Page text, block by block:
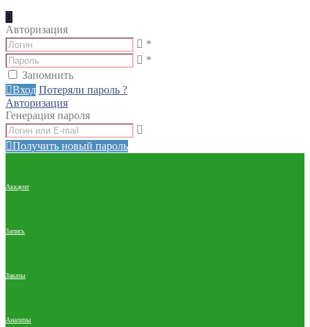
Авторизация
*
*
Запомнить
Вход Потеряли пароль ?
Авторизация
Генерация пароля
Получить новый пароль
Аккаунт
Запись
Заказы
Анализы